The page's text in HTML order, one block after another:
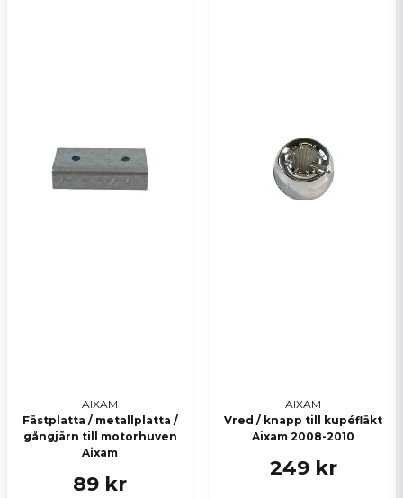
AIXAM
Fästplatta / metallplatta /
gångjärn till motorhuven
Aixam
89 kr
AIXAM
Vred / knapp till kupéfläkt
Aixam 2008-2010
249 kr